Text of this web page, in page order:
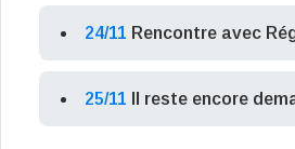
24/11 Rencontre avec
25/11 Il reste encore